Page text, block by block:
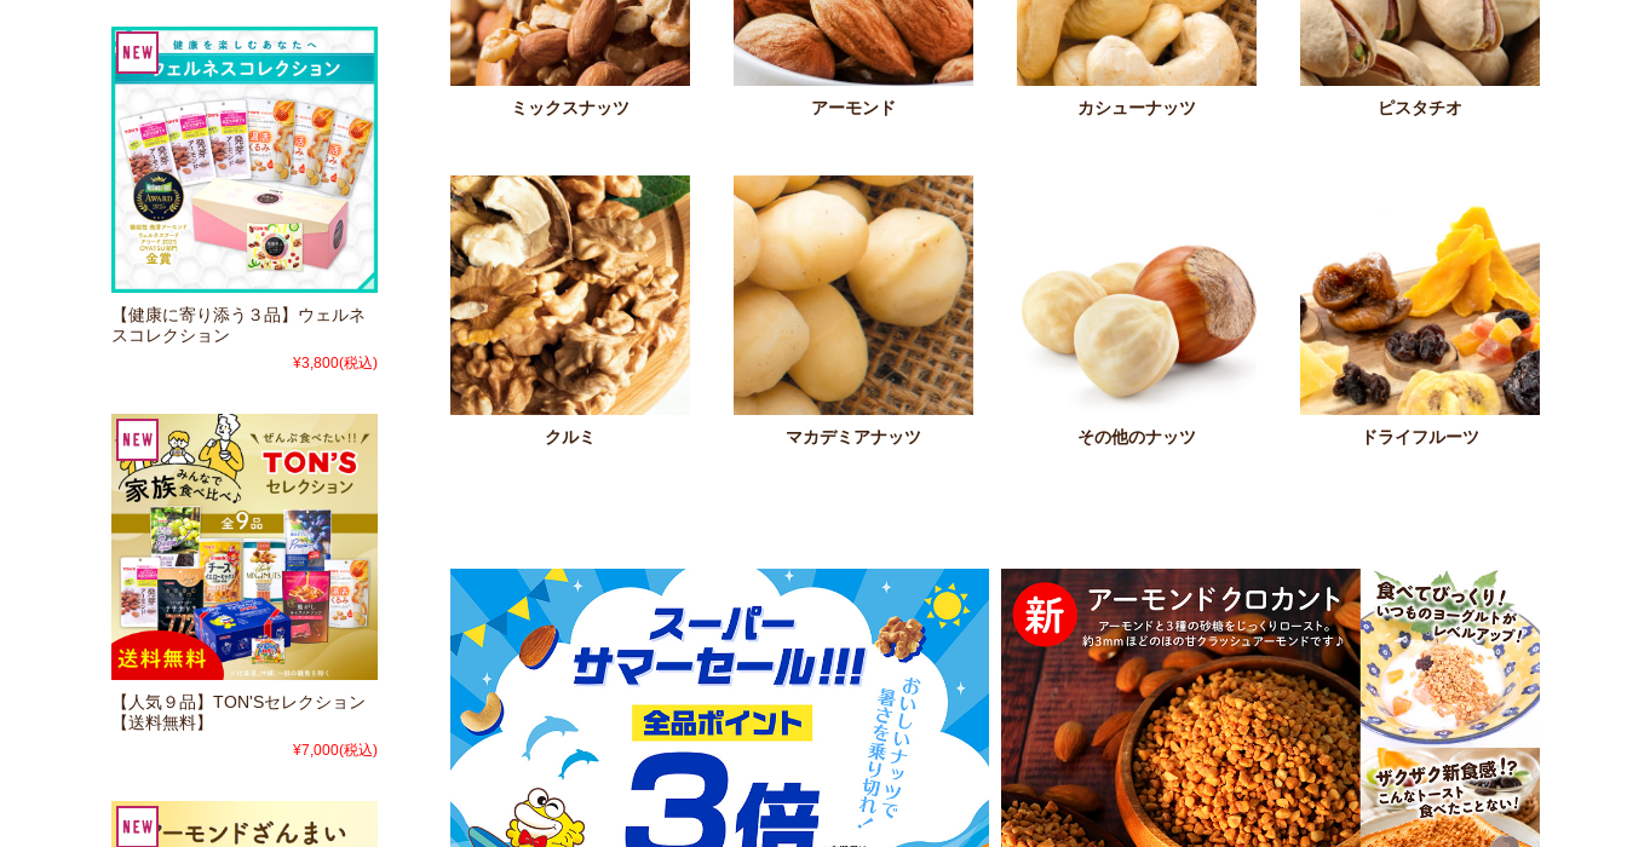
ミックスナッツ アーモンド カシューナッツ ピスタチオ
クルミ マカデミアナッツ その他のナッツ ドライフルーツ
【健康に寄り添う３品】ウェルネ
スコレクション
¥3,800(税込)
【人気９品】TON'Sセレクション
【送料無料】
¥7,000(税込)